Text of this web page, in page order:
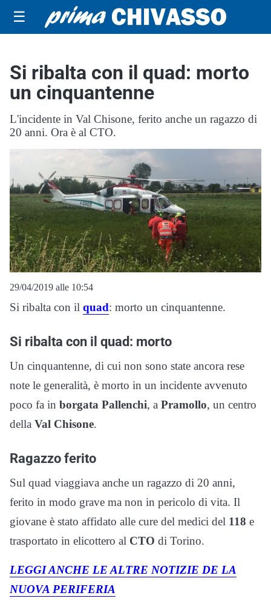
☰
Si ribalta con il quad: morto
un cinquantenne
L'incidente in Val Chisone, ferito anche un ragazzo di
20 anni. Ora è al CTO.
29/04/2019 alle 10:54
Si ribalta con il quad: morto un cinquantenne.
Si ribalta con il quad: morto
Un cinquantenne, di cui non sono state ancora rese
note le generalità, è morto in un incidente avvenuto
poco fa in borgata Pallenchi, a Pramollo, un centro
della Val Chisone.
Ragazzo ferito
Sul quad viaggiava anche un ragazzo di 20 anni,
ferito in modo grave ma non in pericolo di vita. Il
giovane è stato affidato alle cure del medici del 118 e
trasportato in elicottero al CTO di Torino.
LEGGI ANCHE LE ALTRE NOTIZIE DE LA
NUOVA PERIFERIA